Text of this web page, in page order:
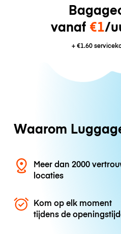
vanaf €1/
+€1.60
Waarom
Meer dan 2000
locaties
Kom op elk moment
tijdens de